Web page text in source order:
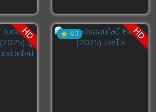
HD 8.1 HD